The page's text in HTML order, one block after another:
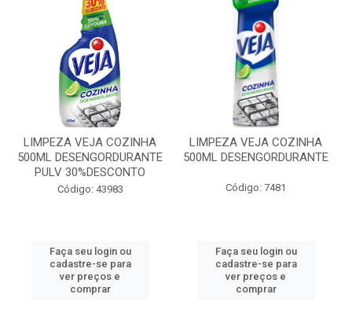
LIMPEZA VEJA COZINHA
500ML DESENGORDURANTE
PULV 30%DESCONTO
Código: 43983
Faça seu login ou
cadastre-se para
ver preços e
comprar
LIMPEZA VEJA COZINHA
500ML DESENGORDURANTE
Código: 7481
Faça seu login ou
cadastre-se para
ver preços e
comprar